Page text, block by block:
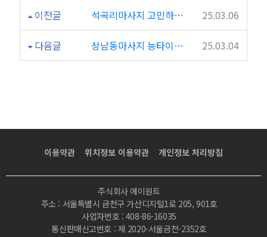
이전글 석곡리마사지 고민하지말고 할인하는 썸타이로! 25.03.06
다음글 상남동마사지 능타이 시설최고 마사지샵 추천 25.03.04
이용약관 위치정보 이용약관 개인정보 처리방침
주식회사 에이원트
주소 : 서울특별시 금천구 가산디지털1로 205, 901호
사업자번호 : 408-86-16035
통신판매신고번호 : 제 2020-서울금천-2352호